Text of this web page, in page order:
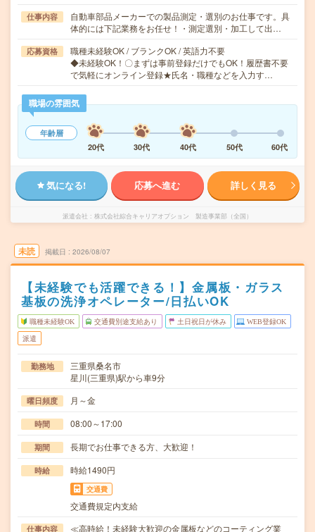
仕事内容
自動車部品メーカーでの製品測定・選別のお仕事です。具
体的には下記業務をお任せ！・測定選別・加工して出…
応募資格
職種未経験OK / ブランクOK / 英語力不要
◆未経験OK！〇まずは事前登録だけでもOK！履歴書不要
で気軽にオンライン登録★氏名・職種などを入力す…
職場の雰囲気
年齢層
20代
30代 40代 50代 60代
気になる! 応募へ進む 詳しく見る
派遣会社 株式会社綜合キャリアオプション 製造事業部（全国）
未読 掲載日 2026/08/07
【未経験でも活躍できる！】金属板・ガラス
基板の洗浄オペレーター/日払いOK
職種未経験OK 交通費別途支給あり 土日祝日が休み WEB登録OK
派遣
勤務地
三重県桑名市
星川(三重県)駅から車9分
曜日頻度 月～金
時間 08:00～17:00
期間 長期でお仕事できる方、大歓迎！
時給 時給1490円
交通費
交通費規定内支給
仕事内容 ≪高時給！未経験大歓迎の金属板などのコーティング業